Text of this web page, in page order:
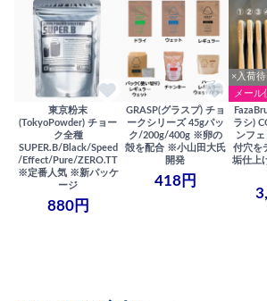
東京粉末
(TokyoPowder) チョー
ク全種
SUPER.B/Black/Speed
/Effect/Pure/ZERO.TT
※定番人気 ※新パッケ
ージ
880円
GRASP(グラスプ) チョ
ークシリーズ 45gパッ
ク/200g/400g ※卵の
殻を配合 ※小山田大氏
開発
418円
×入荷待
メール
ラシ)
ンフ
付穴を
垢仕上